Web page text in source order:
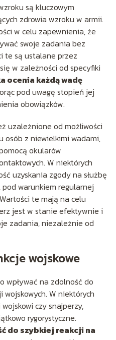
są kluczowym
zdrowia wzroku w armii.
w celu zapewnienia, że
swoje zadania bez
te są ustalane przez
w zależności od specyfiki
ocenia każdą wadę
pod uwagę stopień jej
obowiązków.
uzależnione od możliwości
osób z niewielkimi wadami,
okularów
W niektórych
uzyskania zgody na służbę
warunkiem regularnej
te mają na celu
jest w stanie efektywnie i
zadania, niezależnie od
wojskowe
wpływać na zdolność do
W niektórych
czy snajperzy,
rygorystyczne.
do szybkiej reakcji na